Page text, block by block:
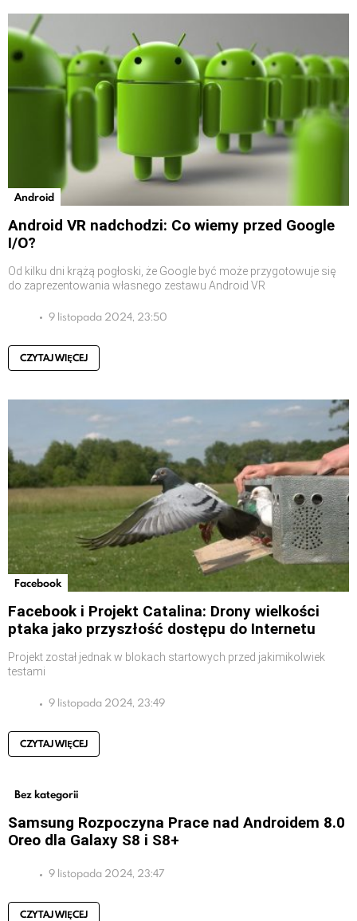
Android
Android VR nadchodzi: Co wiemy przed Google
I/O?
Od kilku dni krążą pogłoski, że Google być może przygotowuje się
do zaprezentowania własnego zestawu Android VR
9 listopada 2024, 23:50
CZYTAJ WIĘCEJ
Facebook
Facebook i Projekt Catalina: Drony wielkości
ptaka jako przyszłość dostępu do Internetu
Projekt został jednak w blokach startowych przed jakimikolwiek
testami
9 listopada 2024, 23:49
CZYTAJ WIĘCEJ
Bez kategorii
Samsung Rozpoczyna Prace nad Androidem 8.0
Oreo dla Galaxy S8 i S8+
9 listopada 2024, 23:47
CZYTAJ WIĘCEJ